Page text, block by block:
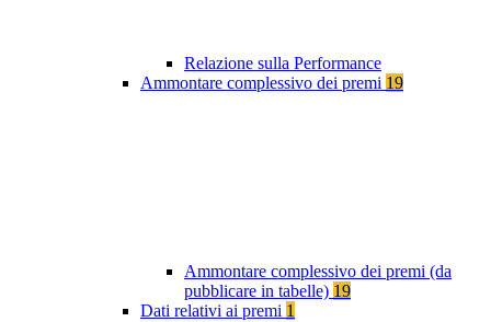
Relazione sulla Performance
Ammontare complessivo dei premi 19
Ammontare complessivo dei premi (da
pubblicare in tabelle) 19
Dati relativi ai premi 1